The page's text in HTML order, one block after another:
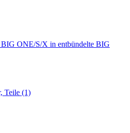
ONE/S/X in entbündelte BIG
Teile (1)